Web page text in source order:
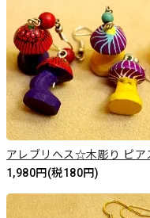
アレブリヘス☆木彫り ピア
1,980円(税180円)